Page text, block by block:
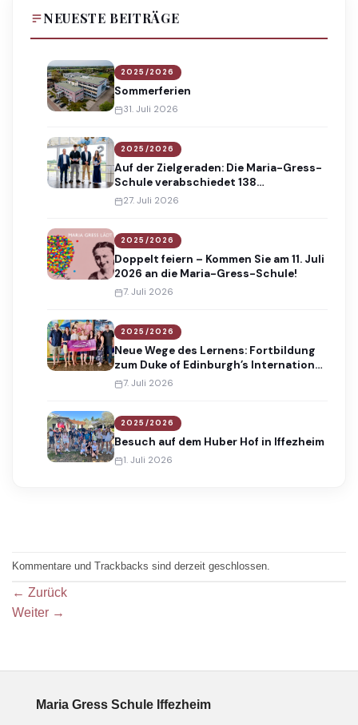
NEUESTE BEITRÄGE
2025/2026
Sommerferien
31. Juli 2026
2025/2026
Auf der Zielgeraden: Die Maria-Gress-
Schule verabschiedet 138
Absolventinnen und Absolventen
27. Juli 2026
2025/2026
Doppelt feiern – Kommen Sie am 11. Juli
2026 an die Maria-Gress-Schule!
7. Juli 2026
2025/2026
Neue Wege des Lernens: Fortbildung
zum Duke of Edinburgh’s International
Award
7. Juli 2026
2025/2026
Besuch auf dem Huber Hof in Iffezheim
1. Juli 2026
Kommentare und Trackbacks sind derzeit geschlossen.
← Zurück
Weiter →
Maria Gress Schule Iffezheim